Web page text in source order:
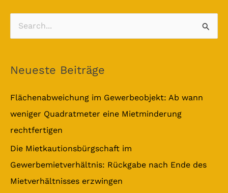
h
e
n
Neueste Beiträge
Flächenabweichung im Gewerbeobjekt: Ab wann
weniger Quadratmeter eine Mietminderung
rechtfertigen
Die Mietkautionsbürgschaft im
Gewerbemietverhältnis: Rückgabe nach Ende des
Mietverhältnisses erzwingen